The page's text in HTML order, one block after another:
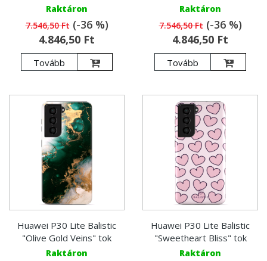
Raktáron
7.546,50 Ft(-36 %)
4.846,50 Ft
Tovább
Raktáron
7.546,50 Ft(-36 %)
4.846,50 Ft
Tovább
Huawei P30 Lite Balistic
"Olive Gold Veins" tok
Raktáron
Huawei P30 Lite Balistic
"Sweetheart Bliss" tok
Raktáron